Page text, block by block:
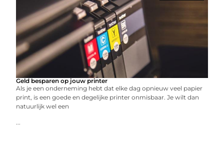
Geld besparen op jouw printer
Als je een onderneming hebt dat elke dag opnieuw veel papier
print, is een goede en degelijke printer onmisbaar. Je wilt dan
natuurlijk wel een
...